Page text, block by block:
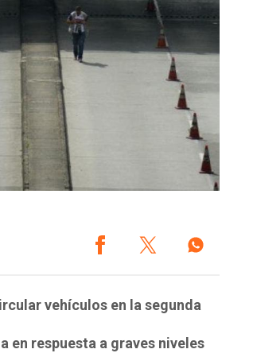
vehículos en la segunda
en respuesta a graves niveles